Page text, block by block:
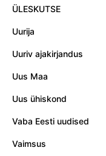
ÜLESKUTSE
Uurija
Uuriv ajakirjandus
Uus Maa
Uus ühiskond
Vaba Eesti uudised
Vaimsus